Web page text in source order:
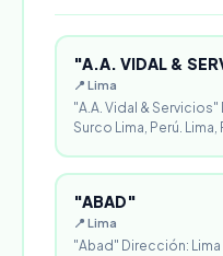
"A.A. VIDAL &
📍 Lima
"A.A. Vidal &
Surco Lima, Perú.
"ABAD"
📍 Lima
"Abad" Dirección: Lima